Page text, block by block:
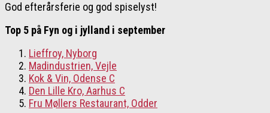
God efterårsferie og god spiselyst!
Top 5 på Fyn og i jylland i september
Lieffroy, Nyborg
Madindustrien, Vejle
Kok & Vin, Odense C
Den Lille Kro, Aarhus C
Fru Møllers Restaurant, Odder